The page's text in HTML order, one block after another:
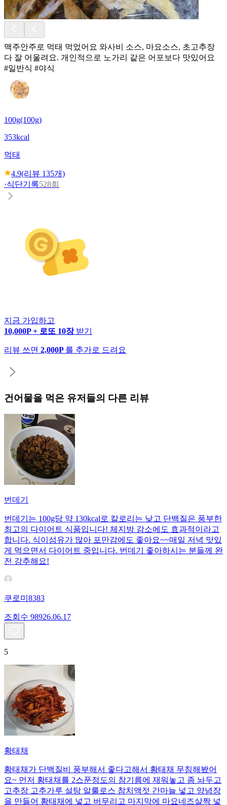
맥주안주로 먹태 먹었어요 와사비 소스, 마요소스, 초고추장
다 잘 어울려요. 개인적으로 노가리 같은 어포보다 맛있어요
#일반식 #야식
100g(100g)
353kcal
먹태
4.9(리뷰 135개)
·식단기록528회
지금 가입하고
10,000P + 로또 10장 받기
리뷰 쓰면 2,000P 를 추가로 드려요
건어물을 먹은 유저들의 다른 리뷰
번데기
번데기는 100g당 약 130kcal로 칼로리는 낮고 단백질은 풍부한
최고의 다이어트 식품입니다! 체지방 감소에도 효과적이라고
합니다. 식이섬유가 많아 포만감에도 좋아요~~매일 저녁 맛있
게 먹으면서 다이어트 중입니다. 번데기 좋아하시는 분들께 완
전 강추해요!
쿠로미8383
조회수 98926.06.17
5
황태채
황태채가 단백질비 풍부해서 좋다고해서 황태채 무침해봤어
요~ 먼저 황태채를 2스푼정도의 참기름에 재워놓고 좀 놔두고
고추장 고추가루 설탕 알룰로스 참치액젓 간마늘 넣고 양념장
을 만들어 황태채에 넣고 버무리고 마지막에 마요네즈살짝 넣